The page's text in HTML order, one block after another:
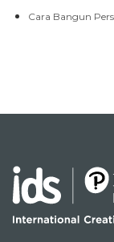
Cara Bangun